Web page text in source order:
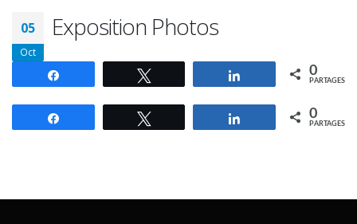
05
Oct
Exposition Photos
Partagez 0
PARTAGES
Partagez 0
PARTAGES